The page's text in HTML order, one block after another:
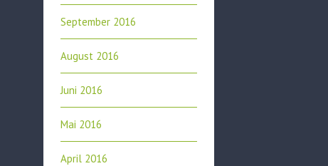
September 2016
August 2016
Juni 2016
Mai 2016
April 2016